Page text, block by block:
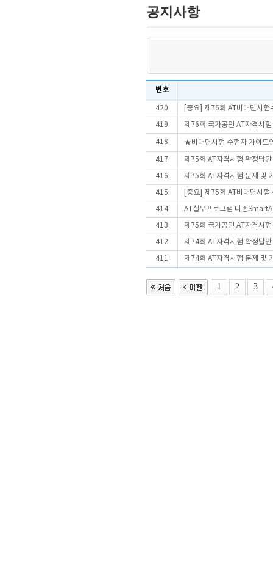
공지사항
번호
420 [중요] 제76회 AT비대면시험
419 제76회 국가공인 AT자격시
418 ★비대면시험 수험자 가이드
417 제75회 AT자격시험 확정답
416 제75회 AT자격시험 문제 및
415 [중요] 제75회 AT비대면시험
414 AT실무프로그램 더존
413 제75회 국가공인 AT자격시
412 제74회 AT자격시험 확정답
411 제74회 AT자격시험 문제 및
1 2 3